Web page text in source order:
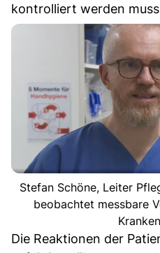
kontrolliert werden
Stefan Schöne, Leiter
beobachtet messbare
Die Reaktionen der